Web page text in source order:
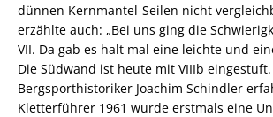
dünnen Kernmantel-Seilen nicht
erzählte auch: „Bei uns ging die
VII. Da gab es halt mal eine leichte und
Die Südwand ist heute mit VIIIb
Bergsporthistoriker Joachim Schindler
Kletterführer 1961 wurde erstmals eine